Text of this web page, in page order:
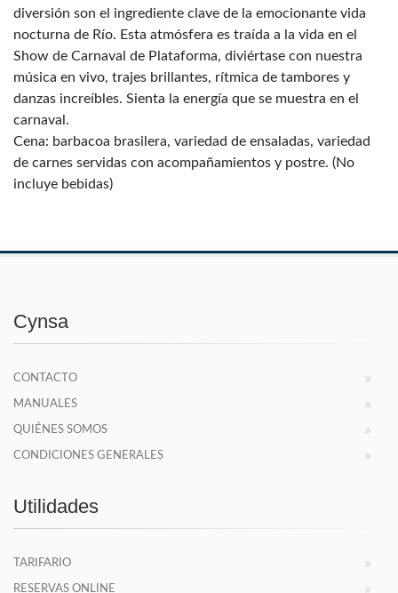
diversión son el ingrediente clave de la emocionante vida
nocturna de Río. Esta atmósfera es traída a la vida en el
Show de Carnaval de Plataforma, diviértase con nuestra
música en vivo, trajes brillantes, rítmica de tambores y
danzas increíbles. Sienta la energía que se muestra en el
carnaval.
Cena: barbacoa brasilera, variedad de ensaladas, variedad
de carnes servidas con acompañamientos y postre. (No
incluye bebidas)
Cynsa
CONTACTO
MANUALES
QUIÉNES SOMOS
CONDICIONES GENERALES
Utilidades
TARIFARIO
RESERVAS ONLINE